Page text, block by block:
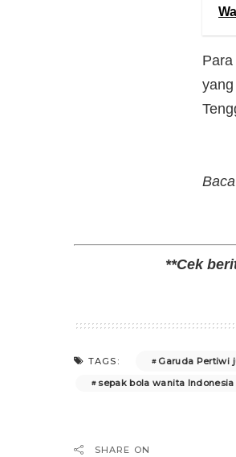
**Cek
TAGS: Garuda Pertiwi
sepak bola wanita Indonesia
SHARE ON